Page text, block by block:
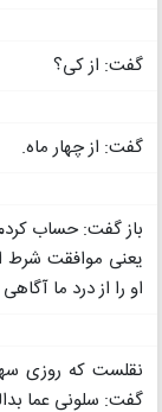
گفت: از کی؟
گفت: از چهار ماه.
باز گفت: حساب
یعنی موافقت شرط
او را از درد ما
نقلست که روزی
گفت: سلونی عما